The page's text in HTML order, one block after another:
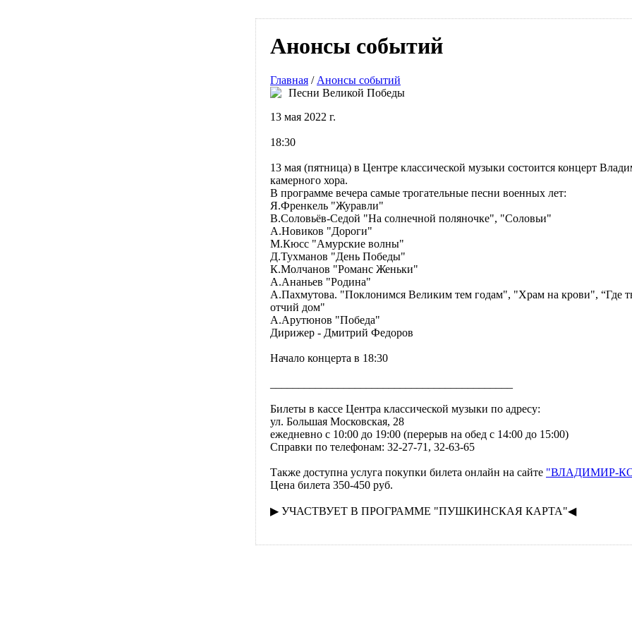
Анонсы событий
Главная /Анонсы событий
Песни Великой Победы
13 мая 2022 г.
18:30
13 мая (пятница) в Центре классической музыки состоится концерт
камерного хора.
В программе вечера самые трогательные песни военных лет:
Я.Френкель "Журавли"
В.Соловьёв-Седой "На солнечной поляночке", "Соловьи"
А.Новиков "Дороги"
М.Кюсс "Амурские волны"
Д.Тухманов "День Победы"
К.Молчанов "Романс Женьки"
А.Ананьев "Родина"
А.Пахмутова. "Поклонимся Великим тем годам", "Храм на крови", “Где
отчий дом"
А.Арутюнов "Победа"
Дирижер - Дмитрий Федоров
Начало концерта в 18:30
Билеты в кассе Центра классической музыки по адресу:
ул. Большая Московская, 28
ежедневно с 10:00 до 19:00 (перерыв на обед с 14:00 до 15:00)
Справки по телефонам: 32-27-71, 32-63-65
Также доступна услуга покупки билета онлайн на сайте "ВЛАДИМИР-
Цена билета 350-450 руб.
▶ УЧАСТВУЕТ В ПРОГРАММЕ "ПУШКИНСКАЯ КАРТА"◀